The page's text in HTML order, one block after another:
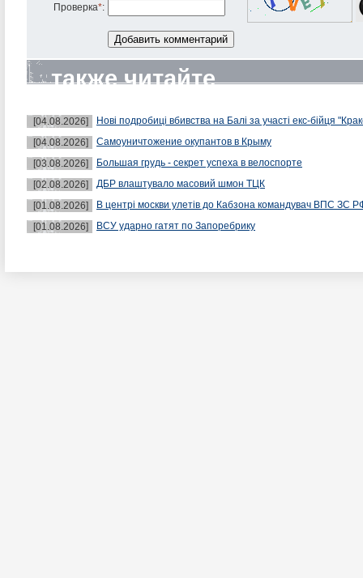
Проверка*:
также читайте
[04.08.2026]
Нові подробиці вбивства на Балі за участі екс-бійця
[04.08.2026]
Самоуничтожение окупантов в Крыму
[03.08.2026]
Большая грудь - секрет успеха в велоспорте
[02.08.2026]
ДБР влаштувало масовий шмон ТЦК
[01.08.2026]
В центрі москви улетів до Кабзона командувач ВПС ЗС
[01.08.2026]
ВСУ ударно гатят по Запоребрику